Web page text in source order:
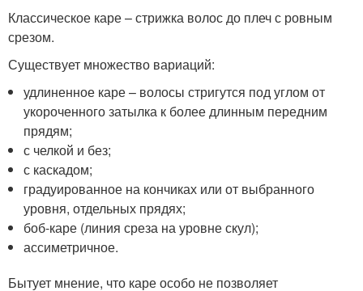
Классическое каре – стрижка волос до плеч с ровным
срезом.
Существует множество вариаций:
удлиненное каре – волосы стригутся под углом от
укороченного затылка к более длинным передним
прядям;
с челкой и без;
с каскадом;
градуированное на кончиках или от выбранного
уровня, отдельных прядях;
боб-каре (линия среза на уровне скул);
ассиметричное.
Бытует мнение, что каре особо не позволяет